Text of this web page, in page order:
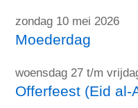
zondag 10 mei 2026
Moederdag
woensdag 27 t/m
Offerfeest (Eid al-